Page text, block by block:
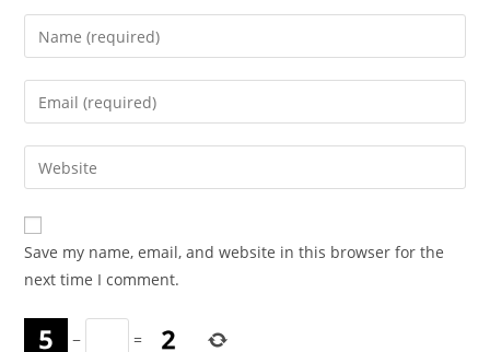
Enter
your
name
comment
Enter
your
email
address
comment
Enter
your
website
URL
(optional)
Save my name, email, and website in this browser for the
next time I comment.
− =